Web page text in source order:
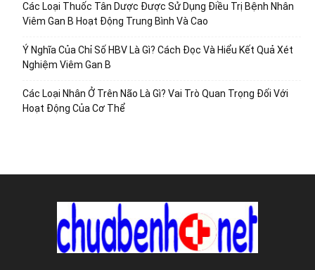
Các Loại Thuốc Tân Dược Được Sử Dụng Điều Trị Bệnh Nhân
Viêm Gan B Hoạt Động Trung Bình Và Cao
Ý Nghĩa Của Chỉ Số HBV Là Gì? Cách Đọc Và Hiểu Kết Quả Xét
Nghiệm Viêm Gan B
Các Loại Nhân Ở Trên Não Là Gì? Vai Trò Quan Trọng Đối Với
Hoạt Động Của Cơ Thể